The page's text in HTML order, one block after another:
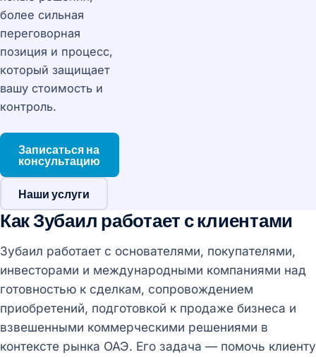
более сильная
переговорная
позиция и процесс,
который защищает
вашу стоимость и
контроль.
Записаться на
консультацию
Наши услуги
Как Зубаил работает с клиентами
Зубаил работает с основателями, покупателями,
инвесторами и международными компаниями над
готовностью к сделкам, сопровождением
приобретений, подготовкой к продаже бизнеса и
взвешенными коммерческими решениями в
контексте рынка ОАЭ. Его задача — помочь клиенту